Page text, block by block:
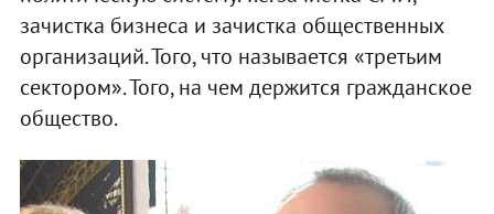
зачистка бизнеса и зачистка общественных
организаций. Того, что называется «третьим
сектором». Того, на чем держится гражданское
общество.